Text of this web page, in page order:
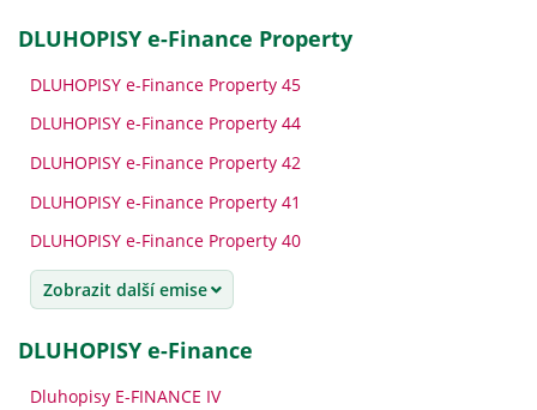
DLUHOPISY e-Finance Property
DLUHOPISY e-Finance Property 45
DLUHOPISY e-Finance Property 44
DLUHOPISY e-Finance Property 42
DLUHOPISY e-Finance Property 41
DLUHOPISY e-Finance Property 40
Zobrazit další emise
DLUHOPISY e-Finance
Dluhopisy E-FINANCE IV